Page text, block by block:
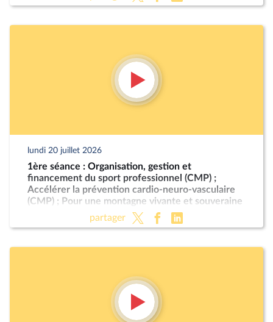
lundi 20 juillet 2026
1ère séance : Organisation, gestion et
financement du sport professionnel (CMP) ;
Accélérer la prévention cardio-neuro-vasculaire
(CMP) ; Pour une montagne vivante et souveraine
partager